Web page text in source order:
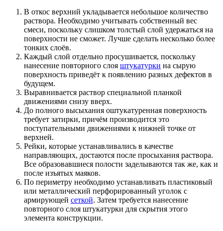
В откос верхний укладывается небольшое количество
раствора. Необходимо учитывать собственный вес
смеси, поскольку слишком толстый слой удержаться на
поверхности не сможет. Лучше сделать несколько более
тонких слоёв.
Каждый слой отдельно просушивается, поскольку
нанесение повторного слоя штукатурки на сырую
поверхность приведёт к появлению разных дефектов в
будущем.
Выравнивается раствор специальной планкой
движениями снизу вверх.
До полного высыхания оштукатуренная поверхность
требует затирки, причём производится это
поступательными движениями к нижней точке от
верхней.
Рейки, которые устанавливались в качестве
направляющих, достаются после просыхания раствора.
Все образовавшиеся полости заделываются так же, как и
после изъятых маяков.
По периметру необходимо устанавливать пластиковый
или металлический перфорированный уголок с
армирующей сеткой. Затем требуется нанесение
повторного слоя штукатурки для скрытия этого
элемента конструкции.